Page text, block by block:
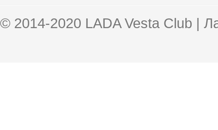
© 2014-2020 LADA Vesta Club |